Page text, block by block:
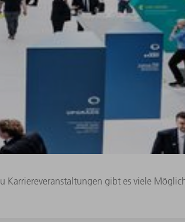
Karriereveranstaltungen gibt es viele